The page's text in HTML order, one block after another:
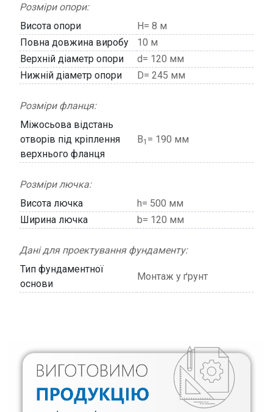
Розміри опори:
Висота опори
H= 8 м
Повна довжина виробу
10 м
Верхній діаметр опори
d= 120 мм
Нижній діаметр опори
D= 245 мм
Розміри фланця:
Міжосьова відстань
отворів під кріплення
верхнього фланця
В1 = 190 мм
Розміри лючка:
Висота лючка
h= 500 мм
Ширина лючка
b= 120 мм
Дані для проектування фундаменту:
Тип фундаментної
основи
Монтаж у ґрунт